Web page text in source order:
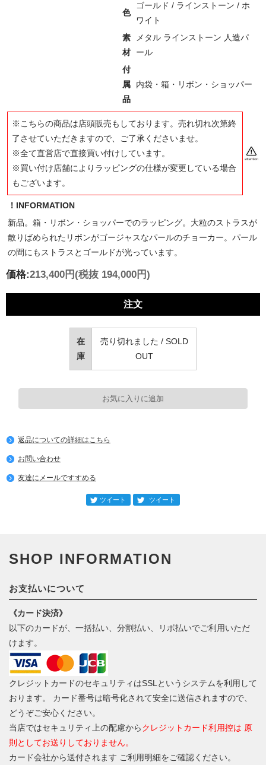
色
ゴールド / ラインストーン / ホ
ワイト
素
材
メタル ラインストーン 人造パ
ール
付
属
品
内袋・箱・リボン・ショッパー
※こちらの商品は店頭販売もしております。売れ切れ次第終
了させていただきますので、ご了承くださいませ。
※全て直営店で直接買い付けしています。
※買い付け店舗によりラッピングの仕様が変更している場合
もございます。
！INFORMATION
新品。箱・リボン・ショッパーでのラッピング。大粒のストラスが
散りばめられたリボンがゴージャスなパールのチョーカー。パール
の間にもストラスとゴールドが光っています。
価格:213,400円 (税抜 194,000円)
注文
在
庫
売り切れました / SOLD
OUT
返品についての詳細はこちら
お問い合わせ
友達にメールですすめる
SHOP INFORMATION
お支払いについて
《カード決済》
以下のカードが、一括払い、分割払い、リボ払いでご利用いただ
けます。
クレジットカードのセキュリティはSSLというシステムを利用して
おります。 カード番号は暗号化されて安全に送信されますので、
どうぞご安心ください。
当店ではセキュリティ上の配慮からクレジットカード利用控は 原
則としてお送りしておりません。
カード会社から送付されます ご利用明細をご確認ください。